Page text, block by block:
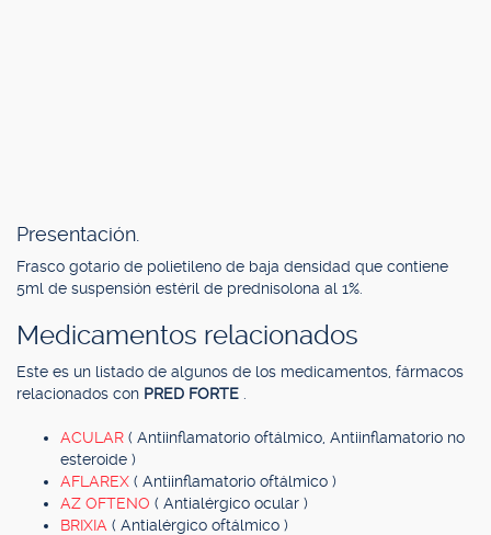
Presentación.
Frasco gotario de polietileno de baja densidad que contiene
5ml de suspensión estéril de prednisolona al 1%.
Medicamentos relacionados
Este es un listado de algunos de los medicamentos, fármacos
relacionados con PRED FORTE
ACULAR ( Antiinflamatorio oftálmico, Antiinflamatorio no
esteroide )
AFLAREX ( Antiinflamatorio oftálmico )
AZ OFTENO ( Antialérgico ocular )
BRIXIA ( Antialérgico oftálmico )